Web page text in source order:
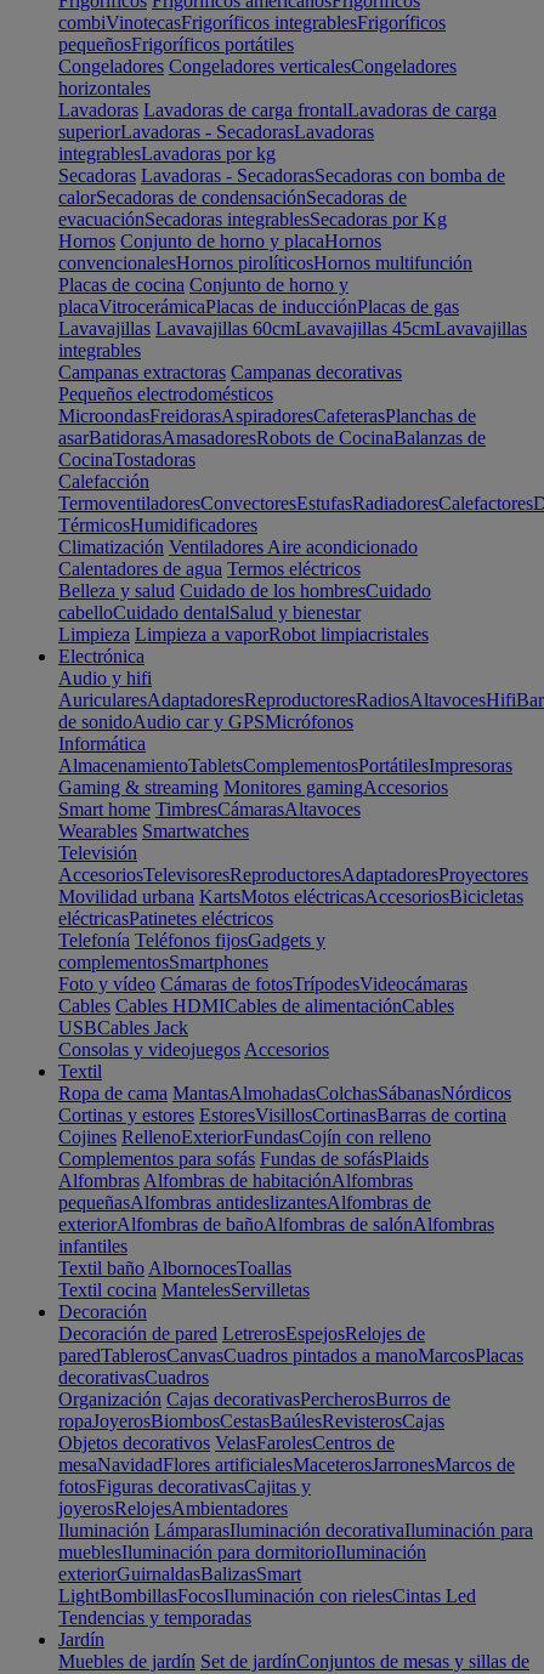
combiVinotecasFrigoríficos integrablesFrigoríficos
pequeñosFrigoríficos portátiles
Congeladores Congeladores verticalesCongeladores
horizontales
Lavadoras Lavadoras de carga frontalLavadoras de carga
superiorLavadoras - SecadorasLavadoras
integrablesLavadoras por kg
Secadoras Lavadoras - SecadorasSecadoras con bomba de
calorSecadoras de condensaciónSecadoras de
evacuaciónSecadoras integrablesSecadoras por Kg
Hornos Conjunto de horno y placaHornos
convencionalesHornos pirolíticosHornos multifunción
Placas de cocina Conjunto de horno y
placaVitrocerámicaPlacas de inducciónPlacas de gas
Lavavajillas Lavavajillas 60cmLavavajillas 45cmLavavajillas
integrables
Campanas extractoras Campanas decorativas
Pequeños electrodomésticos
MicroondasFreidorasAspiradoresCafeterasPlanchas de
asarBatidorasAmasadoresRobots de CocinaBalanzas de
CocinaTostadoras
Calefacción
TermoventiladoresConvectoresEstufasRadiadoresCalefactores
TérmicosHumidificadores
Climatización Ventiladores Aire acondicionado
Calentadores de agua Termos eléctricos
Belleza y salud Cuidado de los hombresCuidado
cabelloCuidado dentalSalud y bienestar
Limpieza Limpieza a vaporRobot limpiacristales
Electrónica
Audio y hifi
AuricularesAdaptadoresReproductoresRadiosAltavocesHifi
de sonidoAudio car y GPSMicrófonos
Informática
AlmacenamientoTabletsComplementosPortátilesImpresoras
Gaming & streaming Monitores gamingAccesorios
Smart home TimbresCámarasAltavoces
Wearables Smartwatches
Televisión
AccesoriosTelevisoresReproductoresAdaptadoresProyectores
Movilidad urbana KartsMotos eléctricasAccesoriosBicicletas
eléctricasPatinetes eléctricos
Telefonía Teléfonos fijosGadgets y
complementosSmartphones
Foto y vídeo Cámaras de fotosTrípodesVideocámaras
Cables Cables HDMICables de alimentaciónCables
USBCables Jack
Consolas y videojuegos Accesorios
Textil
Ropa de cama MantasAlmohadasColchasSábanasNórdicos
Cortinas y estores EstoresVisillosCortinasBarras de cortina
Cojines RellenoExteriorFundasCojín con relleno
Complementos para sofás Fundas de sofásPlaids
Alfombras Alfombras de habitaciónAlfombras
pequeñasAlfombras antideslizantesAlfombras de
exteriorAlfombras de bañoAlfombras de salónAlfombras
infantiles
Textil baño AlbornocesToallas
Textil cocina MantelesServilletas
Decoración
Decoración de pared LetrerosEspejosRelojes de
paredTablerosCanvasCuadros pintados a manoMarcosPlacas
decorativasCuadros
Organización Cajas decorativasPercherosBurros de
ropaJoyerosBiombosCestasBaúlesRevisterosCajas
Objetos decorativos VelasFarolesCentros de
mesaNavidadFlores artificialesMaceterosJarronesMarcos de
fotosFiguras decorativasCajitas y
joyerosRelojesAmbientadores
Iluminación LámparasIluminación decorativaIluminación para
mueblesIluminación para dormitorioIluminación
exteriorGuirnaldasBalizasSmart
LightBombillasFocosIluminación con rielesCintas Led
Tendencias y temporadas
Jardín
Muebles de jardín Set de jardínConjuntos de mesas y sillas de